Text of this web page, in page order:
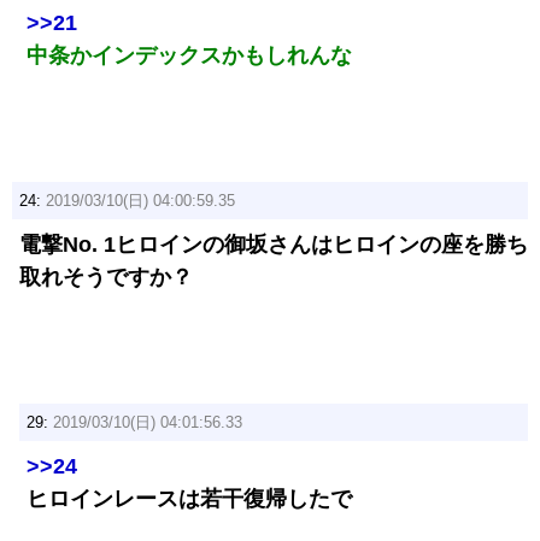
>>21
中条かインデックスかもしれんな
24: 2019/03/10(日) 04:00:59.35
電撃No. 1ヒロインの御坂さんはヒロインの座を勝ち
取れそうですか？
29: 2019/03/10(日) 04:01:56.33
>>24
ヒロインレースは若干復帰したで